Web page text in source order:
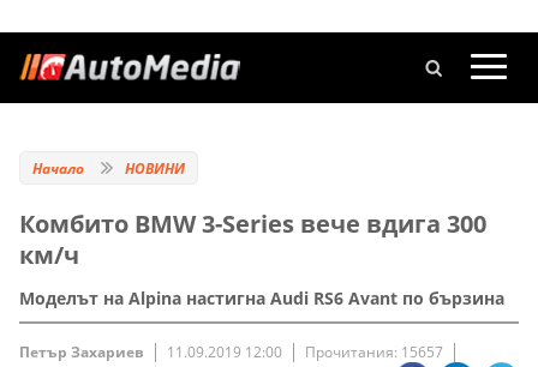
Начало НОВИНИ
Комбито BMW 3-Series вече вдига 300
км/ч
Моделът на Alpina настигна Audi RS6 Avant по бързина
Петър Захариев 11.09.2019 12:00 Прочитания: 15657